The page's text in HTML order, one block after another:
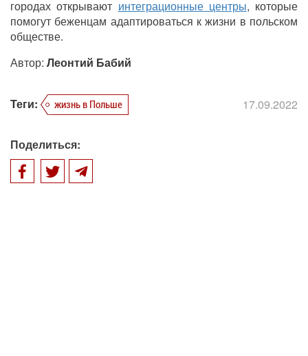
городах открывают интеграционные центры, которые
помогут беженцам адаптироваться к жизни в польском
обществе.
Автор: Леонтий Бабий
Теги: жизнь в Польше 17.09.2022
Поделиться: